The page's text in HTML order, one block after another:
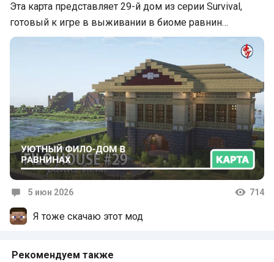
Эта карта представляет 29-й дом из серии Survival,
готовый к игре в выживании в биоме равнин…
5 июн 2026 714
Я тоже скачаю этот мод
Рекомендуем также